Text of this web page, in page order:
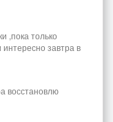
,пока только
завтра в
восстановлю